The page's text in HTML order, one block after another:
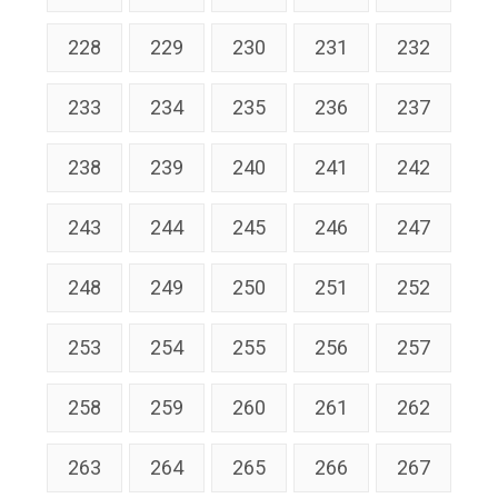
228 229 230 231 232
233 234 235 236 237
238 239 240 241 242
243 244 245 246 247
248 249 250 251 252
253 254 255 256 257
258 259 260 261 262
263 264 265 266 267